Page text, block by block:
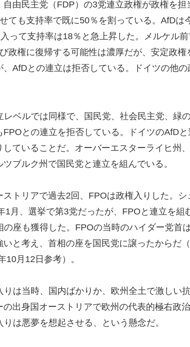
由民主党（FDP）の3党連立政権が政権を担
ても支持率で既に50％を割っている。AfDは
って支持率は18％と急上昇した。メルケル
政権に復帰する可能性は濃厚だが、安定政権
AfDとの連立は拒否している。ドイツの他
ベルでは同様で、国民党、社会民主党、緑
との連立を拒否している。ドイツのAfDと
ていることだ。オーバーエスターライヒ州
ブルク州で国民党と連立を組んでいる。
トリアで過去2回、FPOは政権入りした。シ
1月、選挙で第3党だったが、FPOと連立を組
の座も獲得した。FPOの当時のハイダー党首
と考え、首相の座を国民党に譲ったからだ
10月12日参考）。
りは当時、国内ばかりか、欧州全土で激しい
出身国オーストリアで欧州の代表的極右政
は悪夢を想起させる、という懸念だ。